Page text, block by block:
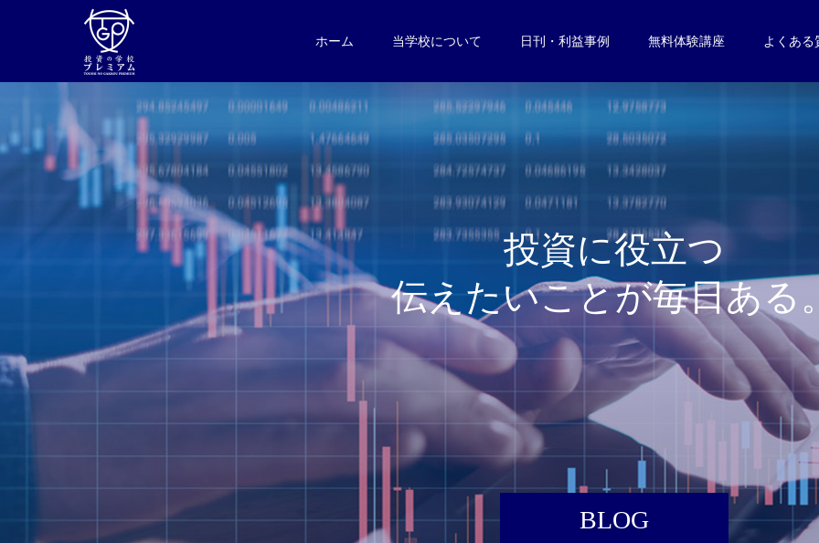
ホーム 当学校について 日刊・利益事例 無料体験講座 よくある
BLOG
投資に役立つ
伝え たいことが毎日あ る